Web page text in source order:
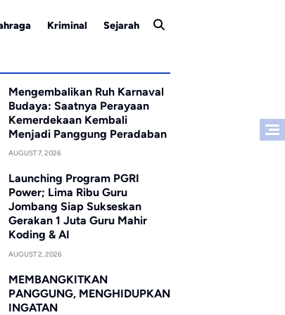
Kriminal Sejarah
Mengembalikan Ruh Karnaval
Budaya: Saatnya Perayaan
Kemerdekaan Kembali
Menjadi Panggung Peradaban
AUGUST 7, 2026
Launching Program PGRI
Power; Lima Ribu Guru
Jombang Siap Sukseskan
Gerakan 1 Juta Guru Mahir
Koding & AI
AUGUST 2, 2026
MEMBANGKITKAN
PANGGUNG, MENGHIDUPKAN
INGATAN